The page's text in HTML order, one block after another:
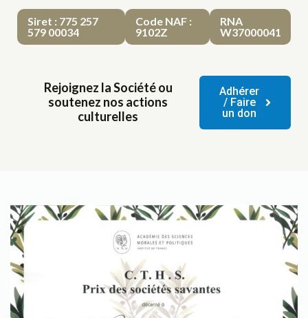
Siret : 775 257
579 00034
Code NAF :
9102Z
RNA
W37000041
Rejoignez la Société ou
soutenez nos actions
culturelles
Adhérer
/ Faire
un don